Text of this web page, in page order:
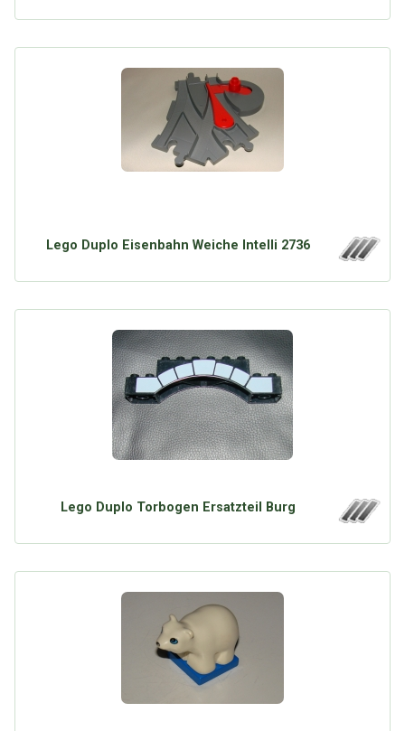
Mit Email TwitterÜber Tauschbu↔de
Lego Duplo Eisenbahn Weiche Intelli 2736
Lego Duplo Torbogen Ersatzteil Burg